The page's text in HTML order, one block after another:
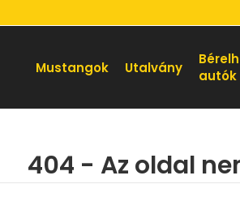
Mustangok Utalvány
autók
404 - Az oldal